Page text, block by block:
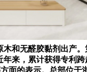
和无醛胶黏剂出产
来，累计获得专利
面的表示。总部位于